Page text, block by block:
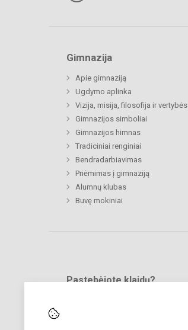
Gimnazija
Apie gimnaziją
Ugdymo aplinka
Vizija, misija, filosofija ir vertybės
Gimnazijos simboliai
Gimnazijos himnas
Tradiciniai renginiai
Bendradarbiavimas
Priėmimas į gimnaziją
Alumnų klubas
Buvę mokiniai
Pastebėjote klaidų?